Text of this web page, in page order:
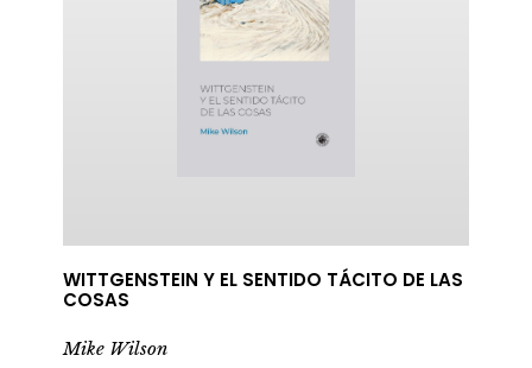
WITTGENSTEIN Y EL SENTIDO TÁCITO DE LAS
COSAS
Mike Wilson